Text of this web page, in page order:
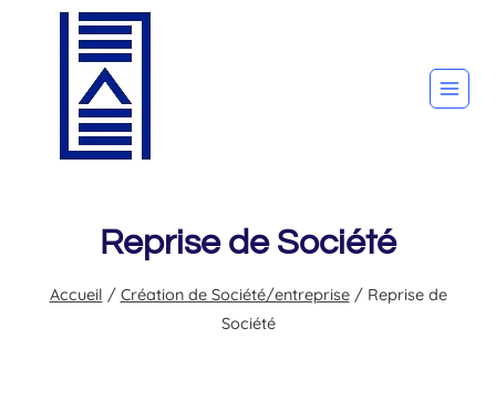
Reprise de Société
Accueil / Création de Société/entreprise / Reprise de
Société